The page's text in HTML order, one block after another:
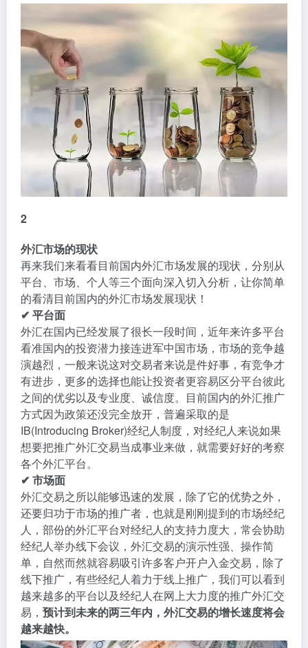
2
外汇市场的现状
再来我们来看看目前国内外汇市场发展的现状，分别从
平台、市场、个人等三个面向深入切入分析，让你简单
的看清目前国内的外汇市场发展现状！
✔ 平台面
外汇在国内已经发展了很长一段时间，近年来许多平台
看准国内的投资潜力接连进军中国市场，市场的竞争越
演越烈，一般来说这对交易者来说是件好事，有竞争才
有进步，更多的选择也能让投资者更容易区分平台彼此
之间的优劣以及专业度、诚信度。目前国内的外汇推广
方式因为政策还没完全放开，普遍采取的是
IB(Introducing Broker)经纪人制度，对经纪人来说如果
想要把推广外汇交易当成事业来做，就需要好好的考察
各个外汇平台。
✔ 市场面
外汇交易之所以能够迅速的发展，除了它的优势之外，
还要归功于市场的推广者，也就是刚刚提到的市场经纪
人，部份的外汇平台对经纪人的支持力度大，常会协助
经纪人举办线下会议，外汇交易的演示性强、操作简
单，自然而然就容易吸引许多客户开户入金交易，除了
线下推广，有些经纪人着力于线上推广，我们可以看到
越来越多的平台以及经纪人在网上大力度的推广外汇交
易， 预计到未来的两三年内，外汇交易的增长速度将会
越来越快。